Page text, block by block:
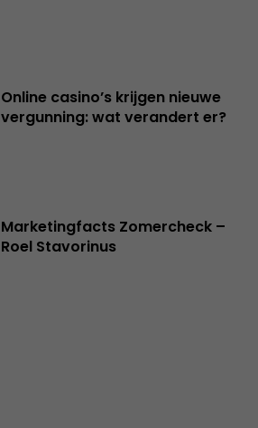
Online casino’s krijgen nieuwe
vergunning: wat verandert er?
Marketingfacts Zomercheck –
Roel Stavorinus